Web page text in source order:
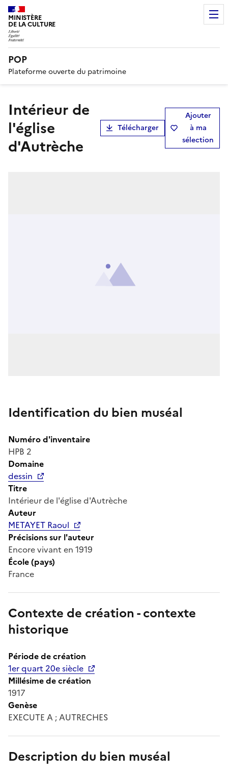
MINISTÈRE
DE LA CULTURE
POP
Plateforme ouverte du patrimoine
Intérieur de
l'église
d'Autrèche
Télécharger
Ajouter
à ma
sélection
Identification du bien muséal
Numéro d'inventaire
HPB 2
Domaine
dessin
Titre
Intérieur de l'église d'Autrèche
Auteur
METAYET Raoul
Précisions sur l'auteur
Encore vivant en 1919
École (pays)
France
Contexte de création - contexte
historique
Période de création
1er quart 20e siècle
Millésime de création
1917
Genèse
EXECUTE A ; AUTRECHES
Description du bien muséal